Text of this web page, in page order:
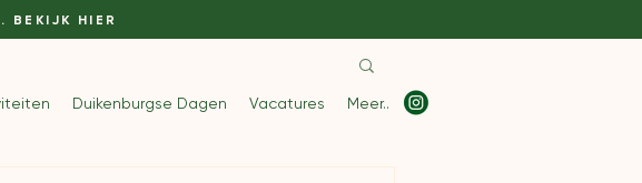
HIER
Duikenburgse Dagen Vacatures Meer..